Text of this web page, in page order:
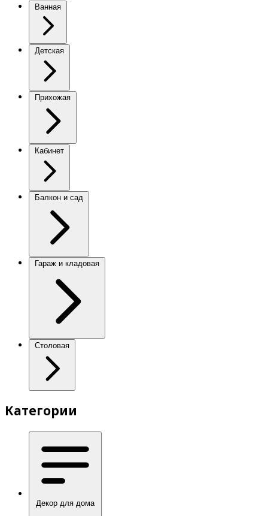
Ванная
Детская
Прихожая
Кабинет
Балкон и сад
Гараж и кладовая
Столовая
Категории
Декор для дома